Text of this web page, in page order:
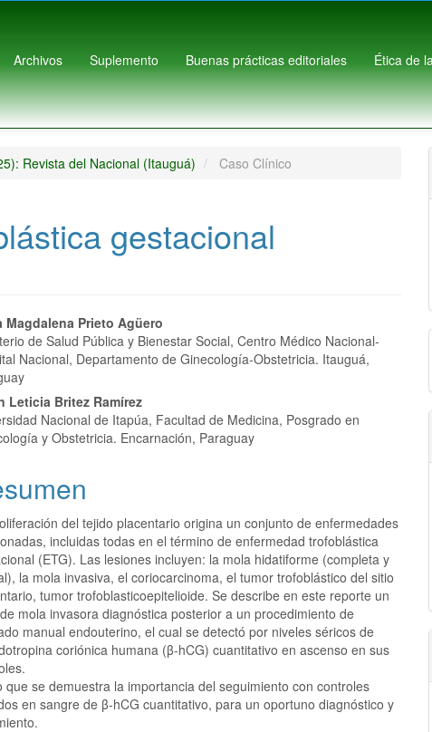
Archivos Suplemento Buenas prácticas editoriales Ética de
Revista del Nacional (Itauguá) Caso Clínico
gestacional
Magdalena Prieto Agüero
de Salud Pública y Bienestar Social, Centro Médico Nacional-
Nacional, Departamento de Ginecología-Obstetricia. Itauguá,
Leticia Britez Ramírez
Nacional de Itapúa, Facultad de Medicina, Posgrado en
y Obstetricia. Encarnación, Paraguay
del tejido placentario origina un conjunto de enfermedades
incluidas todas en el término de enfermedad trofoblástica
(ETG). Las lesiones incluyen: la mola hidatiforme (completa y
la mola invasiva, el coriocarcinoma, el tumor trofoblástico del sitio
tumor trofoblasticoepitelioide. Se describe en este reporte un
mola invasora diagnóstica posterior a un procedimiento de
manual endouterino, el cual se detectó por niveles séricos de
coriónica humana (β-hCG) cuantitativo en ascenso en sus
que se demuestra la importancia del seguimiento con controles
en sangre de β-hCG cuantitativo, para un oportuno diagnóstico y